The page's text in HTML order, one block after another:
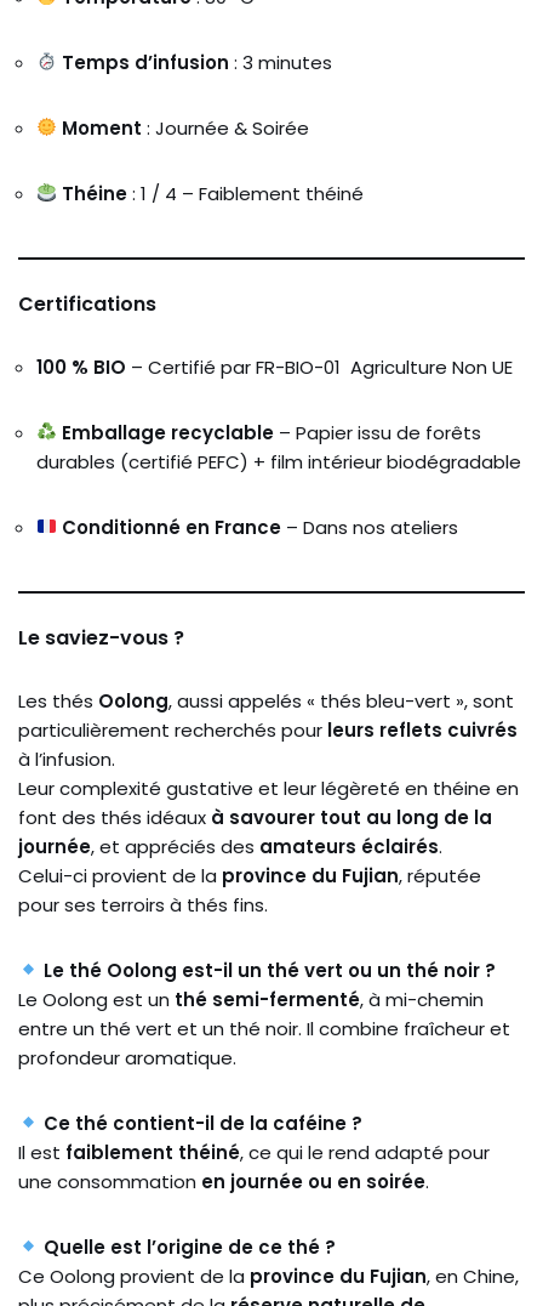
Temps d’infusion : 3 minutes
Moment : Journée & Soirée
Théine: 1 / 4 – Faiblement théiné
Certifications
100 % BIO – Certifié par FR-BIO-01 Agriculture Non UE
Emballage recyclable – Papier issu de forêts
durables (certifié PEFC) + film intérieur biodégradable
Conditionné en France – Dans nos ateliers
Le saviez-vous ?
Les thés Oolong, aussi appelés « thés bleu-vert », sont
particulièrement recherchés pour leurs reflets cuivrés
à l’infusion.
Leur complexité gustative et leur légèreté en théine en
font des thés idéaux à savourer tout au long de la
journée, et appréciés des amateurs éclairés.
Celui-ci provient de la province du Fujian, réputée
pour ses terroirs à thés fins.
Le thé Oolong est-il un thé vert ou un thé noir ?
Le Oolong est un thé semi-fermenté, à mi-chemin
entre un thé vert et un thé noir. Il combine fraîcheur et
profondeur aromatique.
Ce thé contient-il de la caféine ?
Il est faiblement théiné, ce qui le rend adapté pour
une consommation en journée ou en soirée.
Quelle est l’origine de ce thé ?
Ce Oolong provient de la province du Fujian, en Chine,